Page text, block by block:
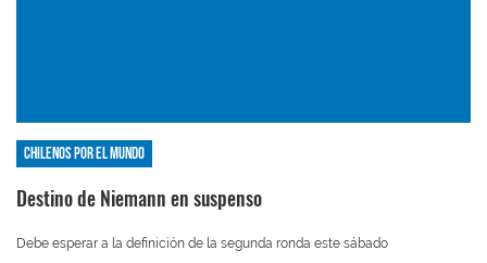
Chilenos por el mundo
Destino de Niemann en suspenso
Debe esperar a la definición de la segunda ronda este sábado